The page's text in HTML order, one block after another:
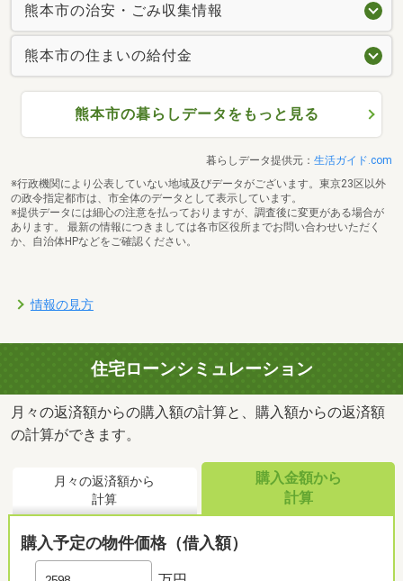
熊本市の治安・ごみ収集情報
熊本市の住まいの給付金
熊本市の暮らしデータをもっと見る
暮らしデータ提供元： 生活ガイド.com
※行政機関により公表していない地域及びデータがございます。東京23区以外
の政令指定都市は、市全体のデータとして表示しています。
※提供データには細心の注意を払っておりますが、調査後に変更がある場合が
あります。 最新の情報につきましては各市区役所までお問い合わせいただく
か、自治体HPなどをご確認ください。
情報の見方
住宅ローンシミュレーション
月々の返済額からの購入額の計算と、購入額からの返済額
の計算ができます。
月々の返済額から
計算
購入金額から
計算
購入予定の物件価格（借入額）